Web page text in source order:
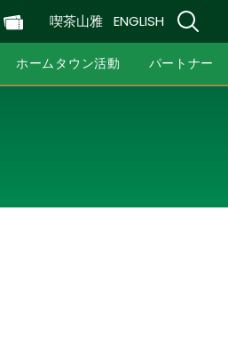
喫茶山雅 ENGLISH
ホームタウン活動 パートナー